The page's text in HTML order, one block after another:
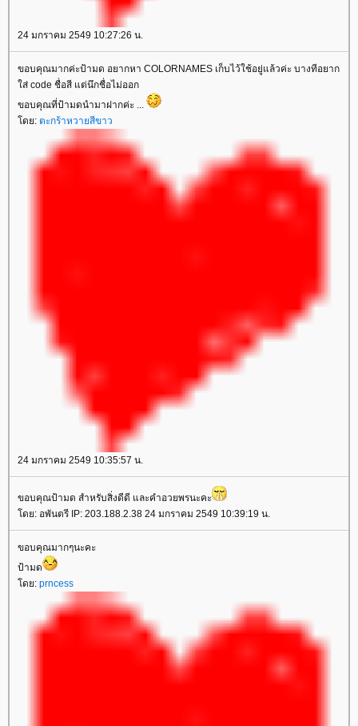
24 มกราคม 2549 10:27:26 น.
ขอบคุณมากค่ะป้ามด อยากหา COLORNAMES เก็บไว้ใช้อยู่แล้วค่ะ บางทีอยาก
ส่ code ชื่อสี แต่นึกชื่อไม่ออก
ขอบคุณที่ป้ามดนำมาฝากค่ะ ...
ดย: ตะกร้าหวายสีขาว
24 มกราคม 2549 10:35:57 น.
ขอบคุณป้ามด สำหรับสิ่งดีดี และคำอวยพรนะคะ
ดย: อพันตรี IP: 203.188.2.38 24 มกราคม 2549 10:39:19 น.
ขอบคุณมากๆนะคะ
ป้ามด
ดย: prncess